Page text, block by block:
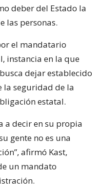
deber del Estado la
las personas.
el mandatario
instancia en la que
dejar establecido
la seguridad de la
estatal.
a decir en su propia
gente no es una
afirmó Kast,
un mandato